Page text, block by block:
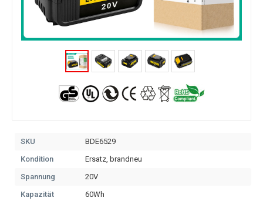
SKU
BDE6529
Kondition
Ersatz, brandneu
Spannung
20V
Kapazität
60Wh